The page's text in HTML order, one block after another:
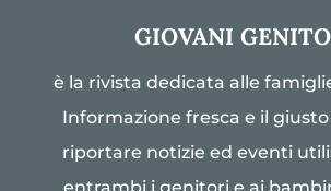
GIOVANI
è la rivista dedicata alle
Informazione fresca e il
riportare notizie ed eventi
entrambi i genitori e ai